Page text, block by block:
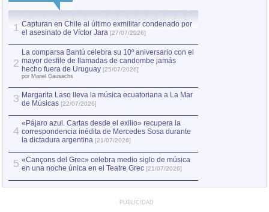
1 Capturan en Chile al último exmilitar condenado por
el asesinato de Víctor Jara [27/07/2026]
2
La comparsa Bantú celebra su 10º aniversario con el
mayor desfile de llamadas de candombe jamás
hecho fuera de Uruguay [25/07/2026]
por Manel Gausachs
3 Margarita Laso lleva la música ecuatoriana a La Mar
de Músicas [22/07/2026]
4
«Pájaro azul. Cartas desde el exilio» recupera la
correspondencia inédita de Mercedes Sosa durante
la dictadura argentina [21/07/2026]
5 «Cançons del Grec» celebra medio siglo de música
en una noche única en el Teatre Grec [21/07/2026]
PUBLICIDAD